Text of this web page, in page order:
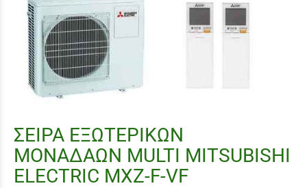
ΣΕΙΡΑ ΕΞΩΤΕΡΙΚΩΝ
ΜΟΝΑΔΑΩΝ MULTI MITSUBISHI
ELECTRIC MXZ-F-VF